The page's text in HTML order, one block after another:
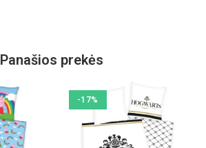
Panašios prekės
-17%